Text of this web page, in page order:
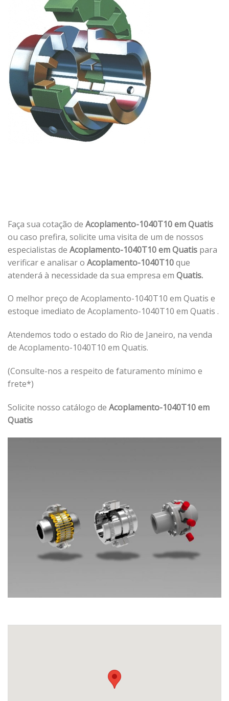
Faça sua cotação de Acoplamento-1040T10 em Quatis
ou caso prefira, solicite uma visita de um de nossos
especialistas de Acoplamento-1040T10 em Quatis para
verificar e analisar o Acoplamento-1040T10que
atenderá à necessidade da sua empresa em Quatis.
O melhor preço de Acoplamento-1040T10 em Quatis e
estoque imediato de Acoplamento-1040T10 em Quatis .
Atendemos todo o estado do Rio de Janeiro, na venda
de Acoplamento-1040T10 em Quatis.
(Consulte-nos a respeito de faturamento mínimo e
frete*)
Solicite nosso catálogo de Acoplamento-1040T10 em
Quatis